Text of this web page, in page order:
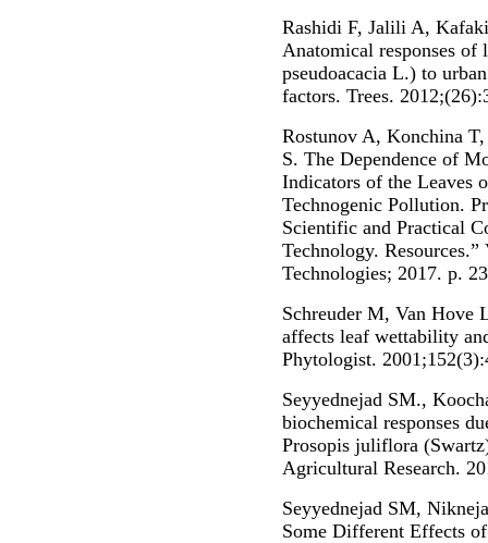
Rashidi F, Jalili A,
Anatomical responses
pseudoacacia L.) to
factors. Trees.
Rostunov A, Konchina
S. The Dependence of
Indicators of the Leaves
Technogenic Pollution.
Scientific and Practical
Technology.
Technologies; 2017. p.
Schreuder M, Van Hove
affects leaf wettability
Phytologist.
Seyyednejad SM.,
biochemical responses
Prosopis juliflora
Agricultural Research.
Seyyednejad SM,
Some Different Effects